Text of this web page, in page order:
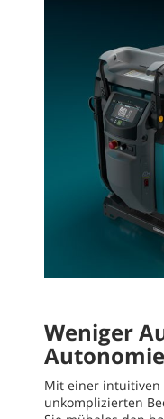
Weniger
Autonomie
Mit einer intuitiven
unkomplizierten